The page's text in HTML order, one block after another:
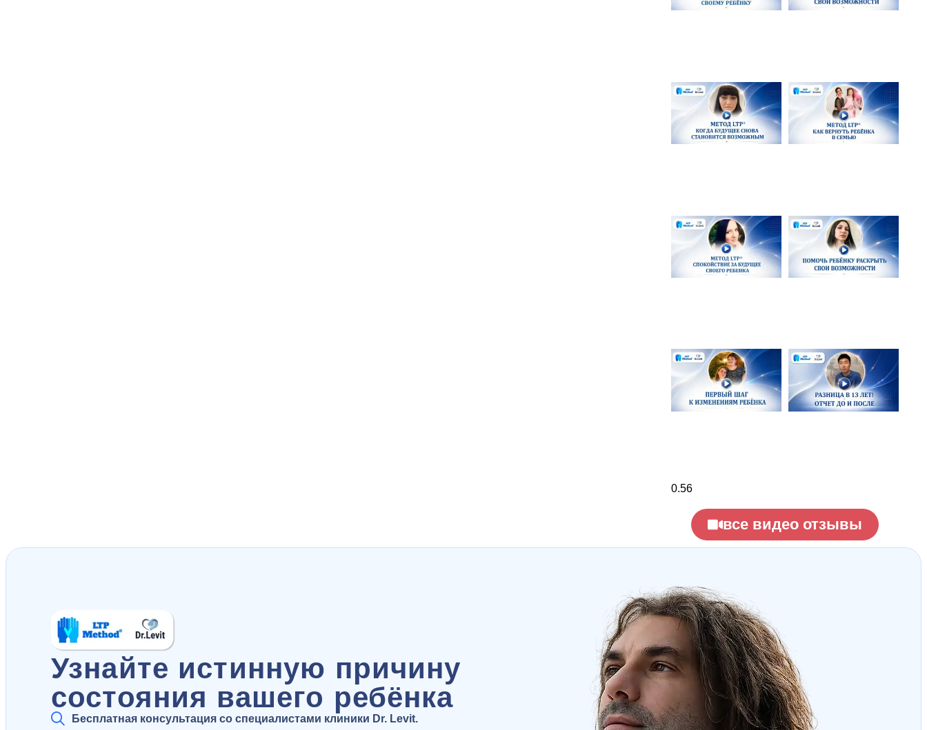
все видео отзывы
Узнайте истинную причину
состояния вашего ребёнка
Бесплатная консультация со специалистами клиники Dr. Levit.